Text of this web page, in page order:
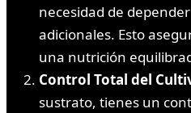
necesidad de
adicionales. Esto
una nutrición
Control Total del
sustrato, tienes un